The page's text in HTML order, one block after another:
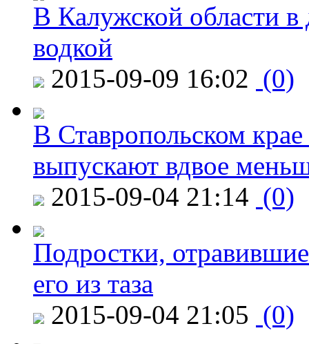
В Калужской области в
водкой
2015-09-09 16:02 (0)
В Ставропольском
выпускают вдвое
2015-09-04 21:14 (0)
Подростки,
его из таза
2015-09-04 21:05 (0)